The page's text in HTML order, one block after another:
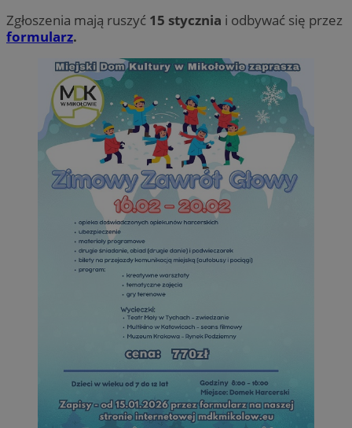
Zgłoszenia mają ruszyć 15 stycznia i odbywać się przez
formularz.